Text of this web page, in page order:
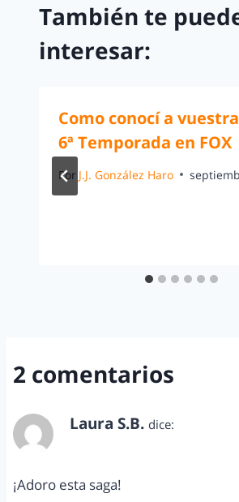
También te
interesar:
Como conocí a
6ª Temporada en FOX
Por J.J. González Haro
2 comentarios
Laura S.B. dice:
¡Adoro esta saga!